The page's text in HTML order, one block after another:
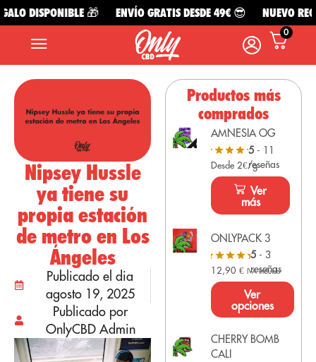
DISPONIBLE 🎁 ENVÍO GRATIS DESDE 49€ 😎 NUEVO
0
Nipsey Hussle
ya tiene su
propia estación
de metro en Los
Ángeles
Publicado el dia
agosto 19, 2025
Publicado por
OnlyCBD Admin
Productos más
comprados
AMNESIA OG
5- 11
reseñas
Desde 2€/g
Ver
más
ONLYPACK 3
5- 3
reseñas
12,90€ IVA Incluido
Ver
opciones
CHERRY BOMB
CALI